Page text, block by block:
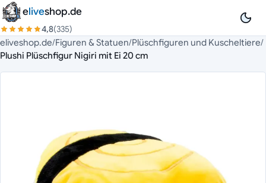
Zum Inhalt springen
eliveshop.de
4,8(335)
eliveshop.de/Figuren & Statuen/Plüschfiguren und Kuscheltiere/
Plushi Plüschfigur Nigiri mit Ei 20 cm